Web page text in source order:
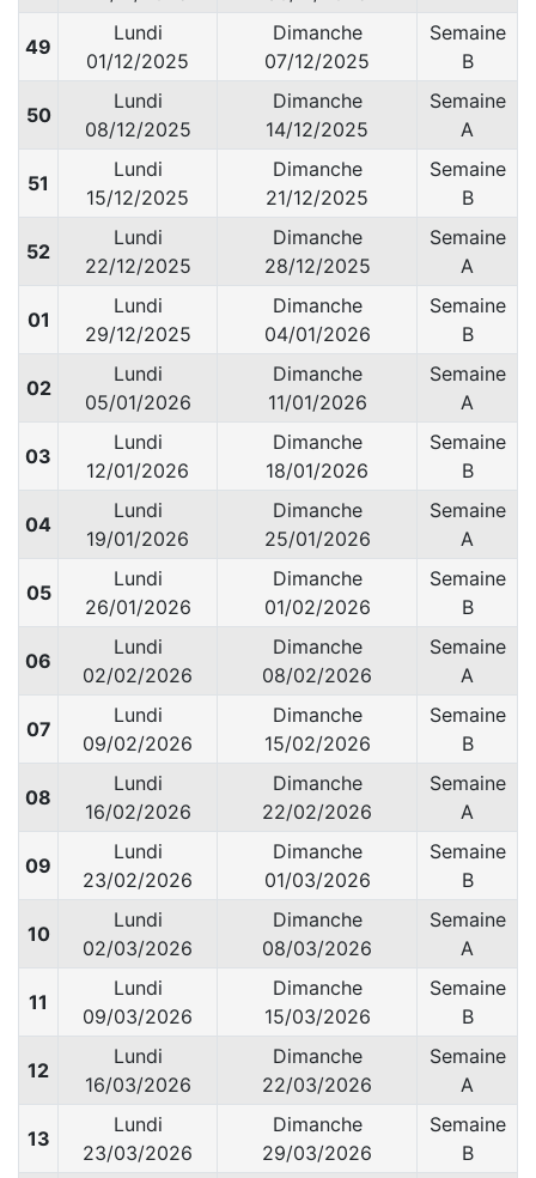
49
Lundi
01/12/2025
Dimanche
07/12/2025
Semaine
B
50
Lundi
08/12/2025
Dimanche
14/12/2025
Semaine
A
51
Lundi
15/12/2025
Dimanche
21/12/2025
Semaine
B
52
Lundi
22/12/2025
Dimanche
28/12/2025
Semaine
A
01
Lundi
29/12/2025
Dimanche
04/01/2026
Semaine
B
02
Lundi
05/01/2026
Dimanche
11/01/2026
Semaine
A
03
Lundi
12/01/2026
Dimanche
18/01/2026
Semaine
B
04
Lundi
19/01/2026
Dimanche
25/01/2026
Semaine
A
05
Lundi
26/01/2026
Dimanche
01/02/2026
Semaine
B
06
Lundi
02/02/2026
Dimanche
08/02/2026
Semaine
A
07
Lundi
09/02/2026
Dimanche
15/02/2026
Semaine
B
08
Lundi
16/02/2026
Dimanche
22/02/2026
Semaine
A
09
Lundi
23/02/2026
Dimanche
01/03/2026
Semaine
B
10
Lundi
02/03/2026
Dimanche
08/03/2026
Semaine
A
11
Lundi
09/03/2026
Dimanche
15/03/2026
Semaine
B
12
Lundi
16/03/2026
Dimanche
22/03/2026
Semaine
A
13
Lundi
23/03/2026
Dimanche
29/03/2026
Semaine
B